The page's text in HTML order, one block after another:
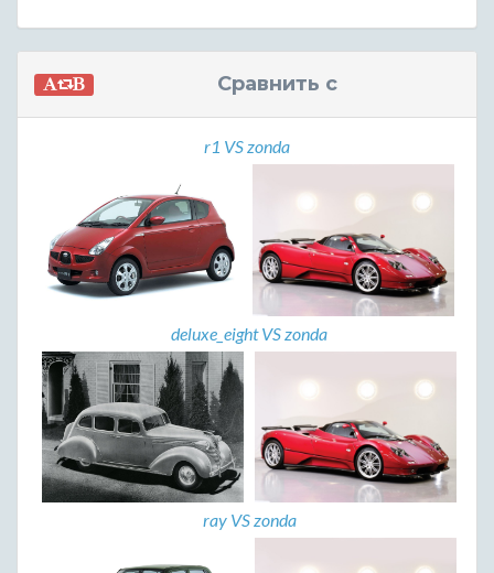
Сравнить с
r1 VS zonda
deluxe_eight VS zonda
ray VS zonda